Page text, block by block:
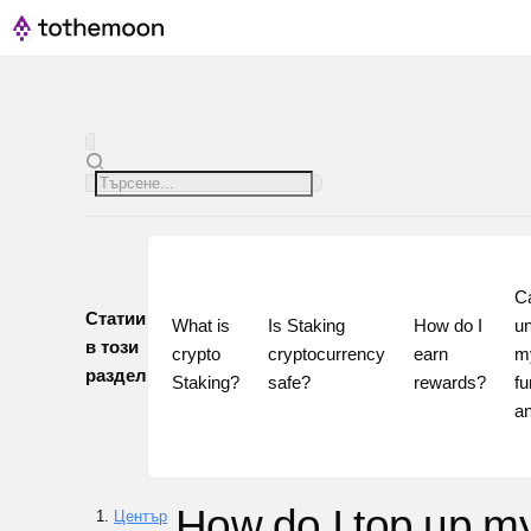
Статии
в този
раздел
What is
crypto
Staking?
Is Staking
cryptocurrency
safe?
How do I
earn
rewards?
Център